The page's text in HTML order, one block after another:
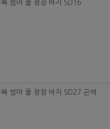
썸머 쿨 정장 바지 SD16
썸머 쿨 정장 바지 SD27 곤색